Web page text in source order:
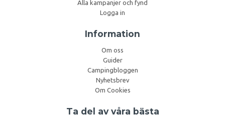
Alla kampanjer och fynd
Logga in
Information
Om oss
Guider
Campingbloggen
Nyhetsbrev
Om Cookies
Ta del av våra bästa